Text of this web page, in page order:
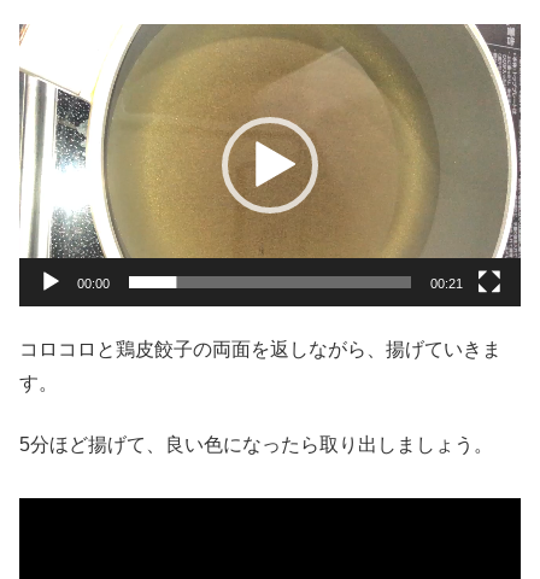
動
画
プ
レ
ー
ヤ
ー
00:00 00:21
コロコロと鶏皮餃子の両面を返しながら、揚げていきま
す。
5分ほど揚げて、良い色になったら取り出しましょう。